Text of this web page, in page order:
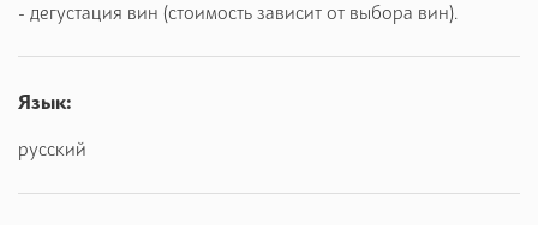
которые славятся своими вкуснейшими каталонскими
Во время возвращения мы можем посетить одну из
побывать в «доме бабочек» в городке Ольмедо недалеко
- дегустация вин (стоимость зависит от выбора вин).
Язык:
русский